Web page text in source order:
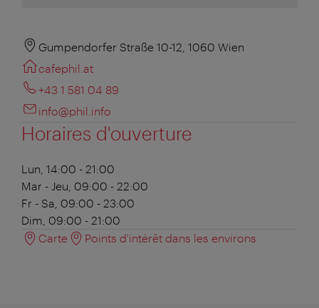
Gumpendorfer Straße 10-12, 1060 Wien
cafephil.at
+43 1 581 04 89
info@phil.info
Horaires d'ouverture
Lun, 14:00 - 21:00
Mar - Jeu, 09:00 - 22:00
Fr - Sa, 09:00 - 23:00
Dim, 09:00 - 21:00
Carte
Points d'intérêt dans les environs